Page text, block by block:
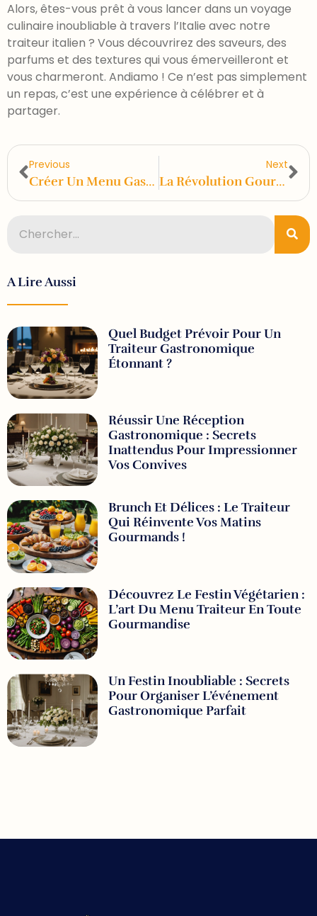
Alors, êtes-vous prêt à vous lancer dans un voyage
culinaire inoubliable à travers l’Italie avec notre
traiteur italien ? Vous découvrirez des saveurs, des
parfums et des textures qui vous émerveilleront et
vous charmeront. Andiamo ! Ce n’est pas simplement
un repas, c’est une expérience à célébrer et à
partager.
Previous
Créer Un Menu Gastronomique Pour 100 Invités : Nos Méthodes Et Astuces
Next
La Révolution Gourmande Du Traiteur Végétalien : Un Virage Gastronomique Vers Le Bien-Être
A Lire Aussi
Quel Budget Prévoir Pour Un
Traiteur Gastronomique
Étonnant ?
Réussir Une Réception
Gastronomique : Secrets
Inattendus Pour Impressionner
Vos Convives
Brunch Et Délices : Le Traiteur
Qui Réinvente Vos Matins
Gourmands !
Découvrez Le Festin Végétarien :
L’art Du Menu Traiteur En Toute
Gourmandise
Un Festin Inoubliable : Secrets
Pour Organiser L’événement
Gastronomique Parfait